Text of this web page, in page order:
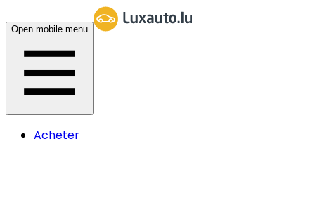
Open mobile menu
Acheter